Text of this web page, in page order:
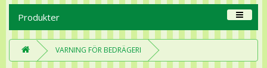
Produkter
VARNING FÖR BEDRÄGERI